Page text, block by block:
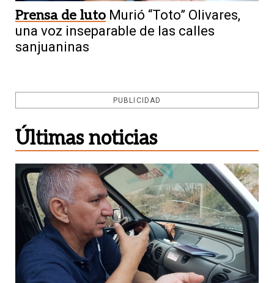
Prensa de luto Murió “Toto” Olivares,
una voz inseparable de las calles
sanjuaninas
PUBLICIDAD
Últimas noticias